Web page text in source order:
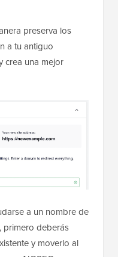
preserva los
a tu antiguo
crea una mejor
a un nombre de
primero deberás
y moverlo al